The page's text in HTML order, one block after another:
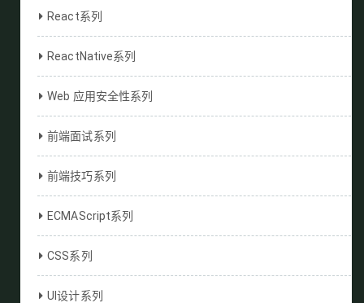
React系列
ReactNative系列
Web 应用安全性系列
前端面试系列
前端技巧系列
ECMAScript系列
CSS系列
UI设计系列